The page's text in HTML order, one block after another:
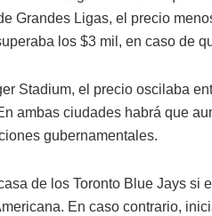
Grandes Ligas, el precio
los $3 mil, en caso de
Stadium, el precio oscilaba
ambas ciudades habrá que
gubernamentales.
de los Toronto Blue Jays si
En caso contrario,